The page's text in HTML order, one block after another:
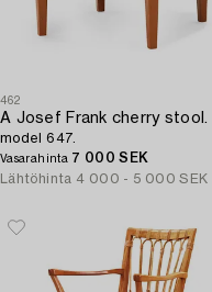
462
model 647.
Vasarahinta 7 000 SEK
Lähtöhinta 4 000 - 5 000 SEK